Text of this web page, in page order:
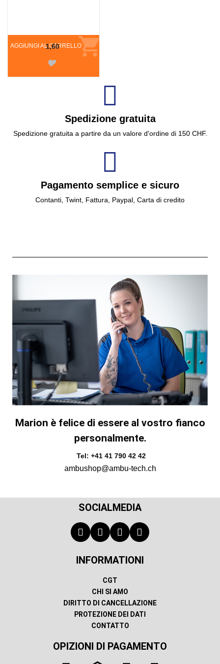
AGGIUNGI AL CARRELLO
1,60
Spedizione gratuita
Spedizione gratuita a partire da un valore d'ordine di 150 CHF.
Pagamento semplice e sicuro
Contanti, Twint, Fattura, Paypal, Carta di credito
Marion è felice di essere al vostro fianco
personalmente.
Tel: +41 41 790 42 42
ambushop@ambu-tech.ch
SOCIALMEDIA
INFORMATIONI
CGT
CHI SI AMO
DIRITTO DI CANCELLAZIONE
PROTEZIONE DEI DATI
CONTATTO
OPIZIONI DI PAGAMENTO